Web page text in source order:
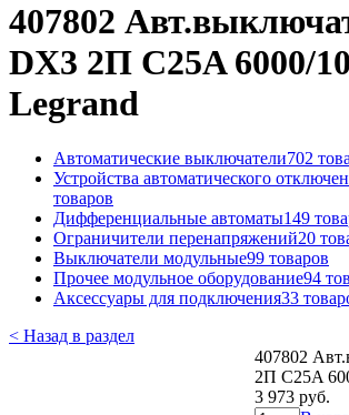
407802
DX3 2П С25A 6000/
Legrand
Автоматические выключатели702
Устройства автоматического
товаров
Дифференциальные автоматы149
Ограничители перенапряжений20
Выключатели модульные99 товаров
Прочее модульное оборудование94
Аксессуары для подключения33
< Назад в раздел
407802
2П С25A
3 973 руб.